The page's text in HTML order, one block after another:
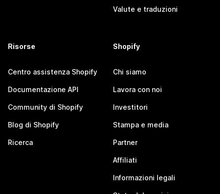
Valute e traduzioni
Risorse
Centro assistenza Shopify
Documentazione API
Community di Shopify
Blog di Shopify
Ricerca
Shopify
Chi siamo
Lavora con noi
Investitori
Stampa e media
Partner
Affiliati
Informazioni legali